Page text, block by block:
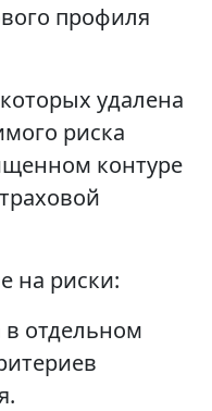
профиля
удалена
риска
контуре
на риски:
отдельном